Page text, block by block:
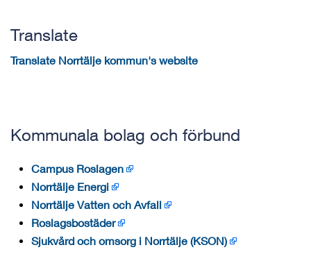
Translate
Translate Norrtälje kommun's website
Kommunala bolag och förbund
Campus Roslagen
Norrtälje Energi
Norrtälje Vatten och Avfall
Roslagsbostäder
Sjukvård och omsorg i Norrtälje (KSON)